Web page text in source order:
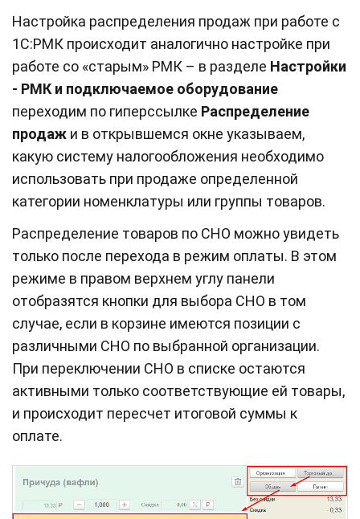
Настройка распределения продаж при работе с
1С:РМК происходит аналогично настройке при
работе со «старым» РМК – в разделе Настройки
- РМК и подключаемое оборудование
переходим по гиперссылке Распределение
продаж и в открывшемся окне указываем,
какую систему налогообложения необходимо
использовать при продаже определенной
категории номенклатуры или группы товаров.
Распределение товаров по СНО можно увидеть
только после перехода в режим оплаты. В этом
режиме в правом верхнем углу панели
отобразятся кнопки для выбора СНО в том
случае, если в корзине имеются позиции с
различными СНО по выбранной организации.
При переключении СНО в списке остаются
активными только соответствующие ей товары,
и происходит пересчет итоговой суммы к
оплате.